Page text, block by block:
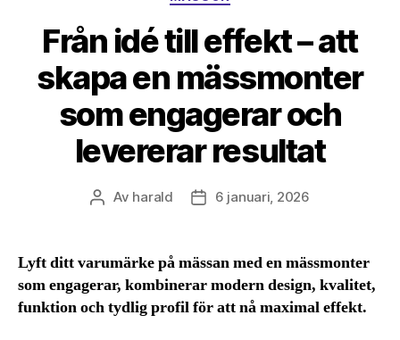
Från idé till effekt – att
skapa en mässmonter
som engagerar och
levererar resultat
Inläggsförfattare
Av harald Inläggsdatum
6 januari, 2026
Lyft ditt varumärke på mässan med en mässmonter
som engagerar, kombinerar modern design, kvalitet,
funktion och tydlig profil för att nå maximal effekt.